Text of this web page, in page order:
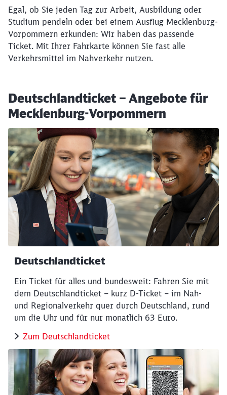
Egal, ob Sie jeden Tag zur Arbeit, Ausbildung oder
Studium pendeln oder bei einem Ausflug Mecklenburg-
Vorpommern erkunden: Wir haben das passende
Ticket. Mit Ihrer Fahrkarte können Sie fast alle
Verkehrsmittel im Nahverkehr nutzen.
Deutschlandticket – Angebote für
Mecklenburg-Vorpommern
Deutschlandticket
Ein Ticket für alles und bundesweit: Fahren Sie mit
dem Deutschlandticket – kurz D-Ticket – im Nah-
und Regionalverkehr quer durch Deutschland, rund
um die Uhr und für nur monatlich 63 Euro.
Zum Deutschlandticket